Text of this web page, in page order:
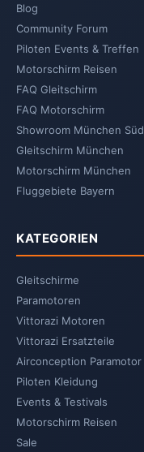
Blog
Community Forum
Piloten Events & Treffen
Motorschirm Reisen
FAQ Gleitschirm
FAQ Motorschirm
Showroom München Süd
Gleitschirm München
Motorschirm München
Fluggebiete Bayern
KATEGORIEN
Gleitschirme
Paramotoren
Vittorazi Motoren
Vittorazi Ersatzteile
Airconception Paramotor
Piloten Kleidung
Events & Testivals
Motorschirm Reisen
Sale